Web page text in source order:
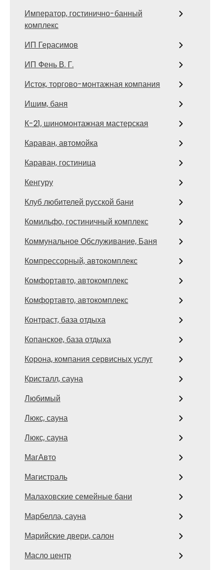
Император, гостинично-банный
комплекс
ИП Герасимов
ИП Фень В. Г.
Исток, торгово-монтажная компания
Ишим, баня
К-21, шиномонтажная мастерская
Караван, автомойка
Караван, гостиница
Кенгуру
Клуб любителей русской бани
Комильфо, гостиничный комплекс
Коммунальное Обслуживание, Баня
Компрессорный, автокомплекс
Комфортавто, автокомплекс
Комфортавто, автокомплекс
Контраст, база отдыха
Копанское, база отдыха
Корона, компания сервисных услуг
Кристалл, сауна
Любимый
Люкс, сауна
Люкс, сауна
МагАвто
Магистраль
Малаховские семейные бани
Марбелла, сауна
Марийские двери, салон
Масло центр